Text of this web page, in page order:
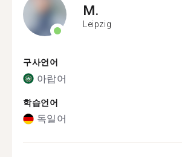
M.
Leipzig
구사언어
아랍어
학습언어
독일어